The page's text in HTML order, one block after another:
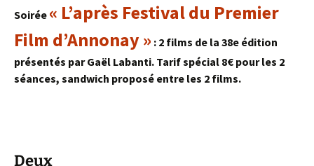
Soirée « L’après Festival du Premier
Film d’Annonay » : 2 films de la 38e édition
présentés par Gaël Labanti. Tarif spécial 8€ pour les 2
séances, sandwich proposé entre les 2 films.
Deux